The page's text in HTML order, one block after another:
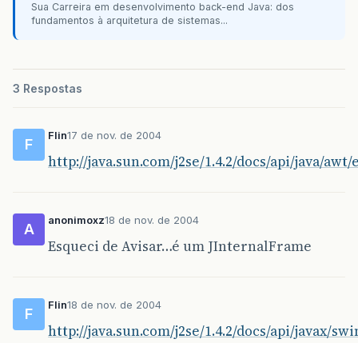
Sua Carreira em desenvolvimento back-end Java: dos
fundamentos à arquitetura de sistemas...
3 Respostas
F
Flin17 de nov. de 2004
http://java.sun.com/j2se/1.4.2/docs/api/java/
A
anonimoxz18 de nov. de 2004
Esqueci de Avisar…é um JInternalFrame
F
Flin18 de nov. de 2004
http://java.sun.com/j2se/1.4.2/docs/api/javax/